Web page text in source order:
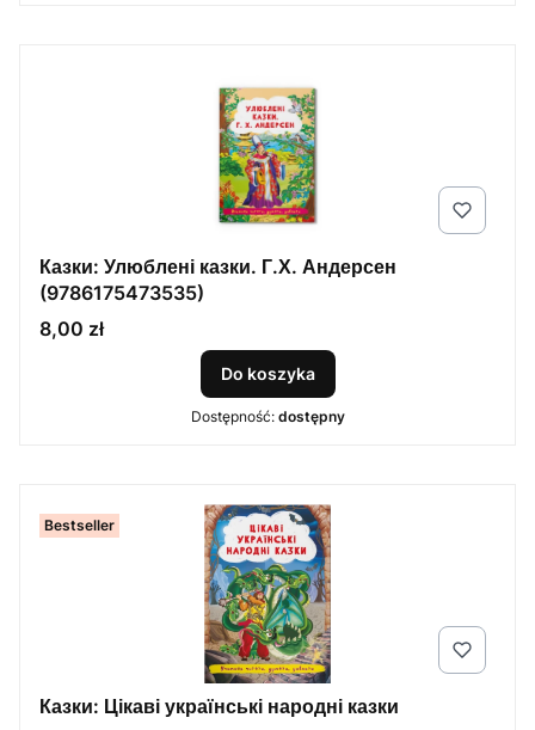
Казки: Улюблені казки. Г.Х. Андерсен
(9786175473535)
Cena
8,00 zł
Do koszyka
Dostępność: dostępny
Bestseller
Казки: Цікаві українські народні казки